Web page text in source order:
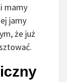
mamy
jamy
że już